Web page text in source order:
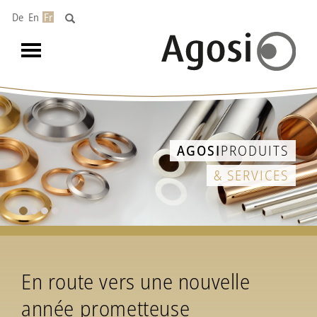
De En Fr
Toggle
navigation
AGOSIPRODUITS
& SERVICES
En route vers une nouvelle
année prometteuse